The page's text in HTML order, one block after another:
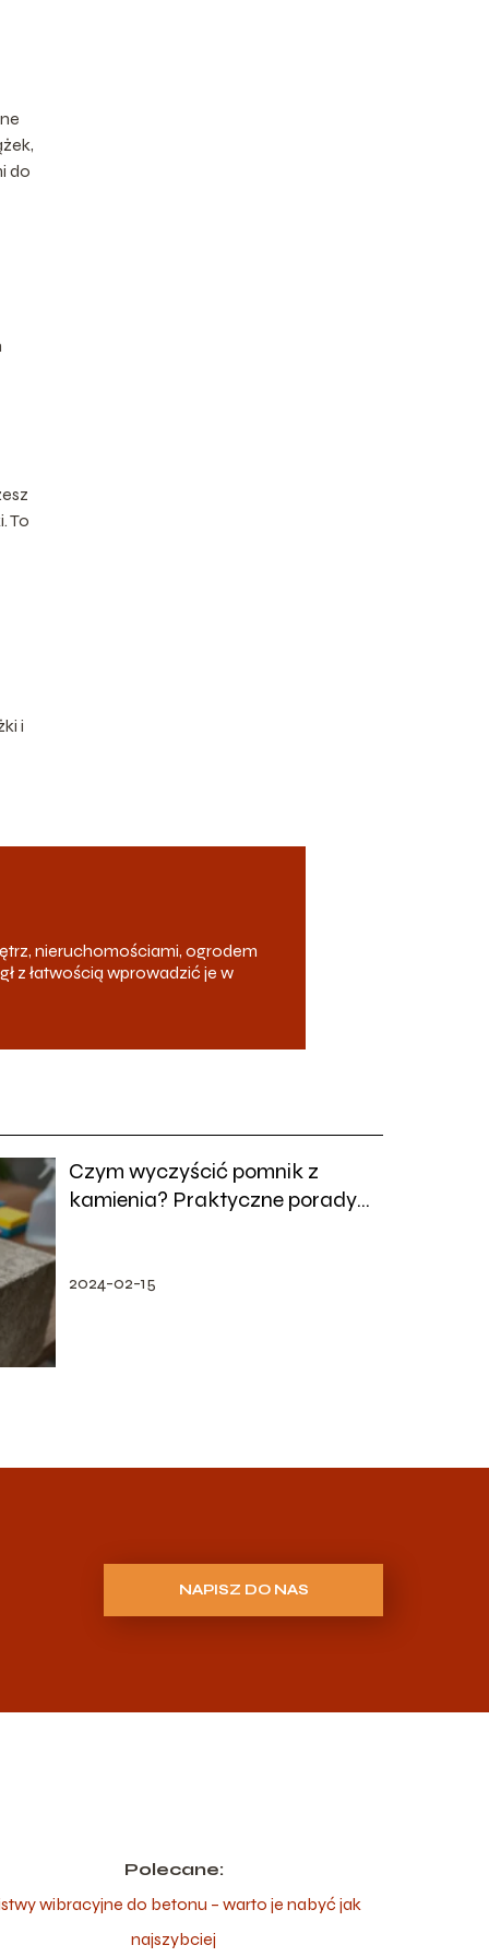
do
To
i
nieruchomościami, ogrodem
z łatwością wprowadzić je w
Czym wyczyścić pomnik z
kamienia? Praktyczne porady i
2024-02-15
NAPISZ DO NAS
Polecane:
wibracyjne do betonu – warto je nabyć jak
najszybciej